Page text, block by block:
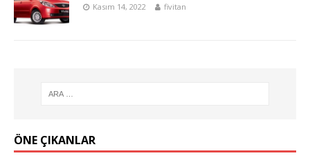
Kasım 14, 2022 fivitan
ÖNE ÇIKANLAR